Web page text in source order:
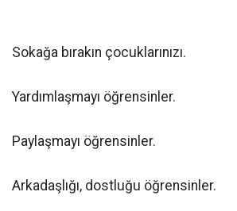
Sokağa bırakın çocuklarınızı.
Yardımlaşmayı öğrensinler.
Paylaşmayı öğrensinler.
Arkadaşlığı, dostluğu öğrensinler.